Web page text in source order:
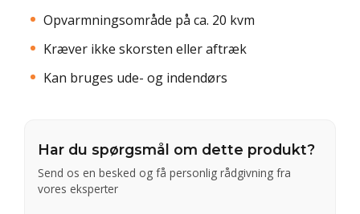
Opvarmningsområde på ca. 20 kvm
Kræver ikke skorsten eller aftræk
Kan bruges ude- og indendørs
Har du spørgsmål om dette produkt?
Send os en besked og få personlig rådgivning fra
vores eksperter